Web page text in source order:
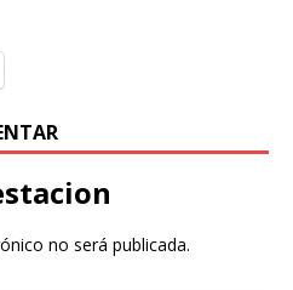
no será publicada.